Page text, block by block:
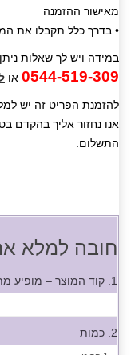
מאישור ההזמנה
• בדרך כלל תקבלו את המוצר בתוך
במידה ויש לך שאלות
0544-519-309 או
להזמנת הפריט זה יש
אנו נחזור אליך בהקדם
התשלום.
חובה למלא
1. קוד המוצר – מופיע מתחת למחיר
2. כמות